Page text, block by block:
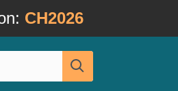
CH2026